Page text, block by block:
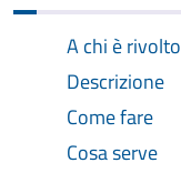
A chi è rivolto
Descrizione
Come fare
Cosa serve